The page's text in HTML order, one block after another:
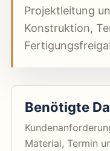
Projektleitung
Konstruktion,
Benötigte
Material, Termin